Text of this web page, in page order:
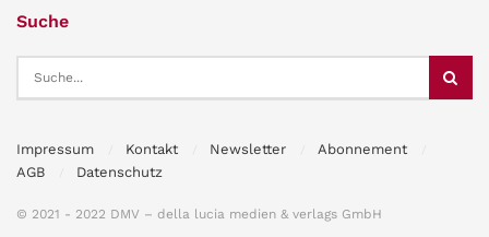
Suche
Impressum Kontakt Newsletter
Abonnement
AGB
Datenschutz
© 2021 - 2022 DMV – della lucia medien & verlags GmbH